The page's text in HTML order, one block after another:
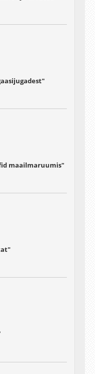
maailmaruumis"